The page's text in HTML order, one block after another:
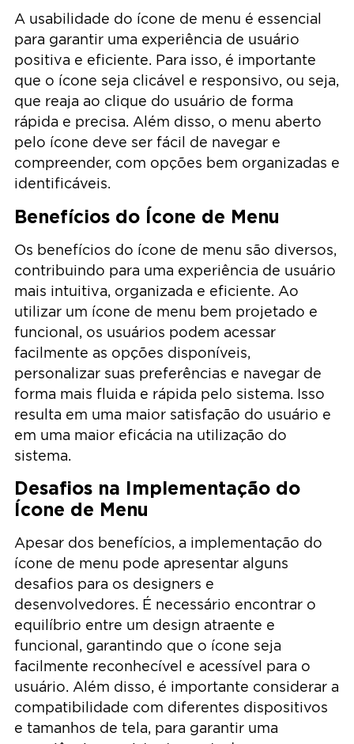
A usabilidade do ícone de menu é essencial
para garantir uma experiência de usuário
positiva e eficiente. Para isso, é importante
que o ícone seja clicável e responsivo, ou seja,
que reaja ao clique do usuário de forma
rápida e precisa. Além disso, o menu aberto
pelo ícone deve ser fácil de navegar e
compreender, com opções bem organizadas e
identificáveis.
Benefícios do Ícone de Menu
Os benefícios do ícone de menu são diversos,
contribuindo para uma experiência de usuário
mais intuitiva, organizada e eficiente. Ao
utilizar um ícone de menu bem projetado e
funcional, os usuários podem acessar
facilmente as opções disponíveis,
personalizar suas preferências e navegar de
forma mais fluida e rápida pelo sistema. Isso
resulta em uma maior satisfação do usuário e
em uma maior eficácia na utilização do
sistema.
Desafios na Implementação do
Ícone de Menu
Apesar dos benefícios, a implementação do
ícone de menu pode apresentar alguns
desafios para os designers e
desenvolvedores. É necessário encontrar o
equilíbrio entre um design atraente e
funcional, garantindo que o ícone seja
facilmente reconhecível e acessível para o
usuário. Além disso, é importante considerar a
compatibilidade com diferentes dispositivos
e tamanhos de tela, para garantir uma